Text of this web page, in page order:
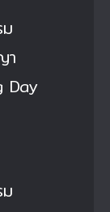
า
Day